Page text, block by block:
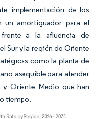
implementación de los
un amortiguador para el
a la afluencia de
Sur y la región de Oriente
como la planta de
asequible para atender
y Oriente Medio que han
tiempo.